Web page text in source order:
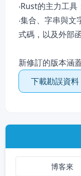
‧Rust的主力工
‧集合、字串與
式碼，以及外部
新修訂的版本涵
下載勘誤資料
博客來